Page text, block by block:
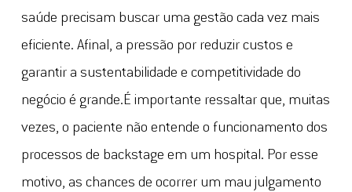
saúde precisam buscar uma gestão cada vez mais
eficiente. Afinal, a pressão por reduzir custos e
garantir a sustentabilidade e competitividade do
negócio é grande.É importante ressaltar que, muitas
vezes, o paciente não entende o funcionamento dos
processos de backstage em um hospital. Por esse
motivo, as chances de ocorrer um mau julgamento